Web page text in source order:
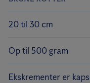
20 til 30 cm
Op til 500 gram
Ekskrementer er